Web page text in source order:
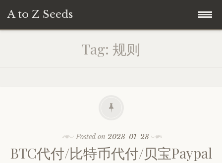
A to Z Seeds
content
Tag: 规则
Posted on2023-01-23
BTC代付/比特币代付/贝宝Paypal